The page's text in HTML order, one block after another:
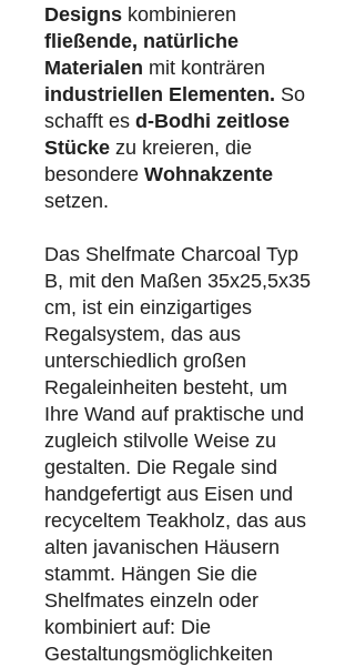
Designs kombinieren
fließende, natürliche
Materialen mit konträren
industriellen Elementen. So
schafft es d-Bodhi zeitlose
Stücke zu kreieren, die
besondere Wohnakzente
setzen.
Das Shelfmate Charcoal Typ
B, mit den Maßen 35x25,5x35
cm, ist ein einzigartiges
Regalsystem, das aus
unterschiedlich großen
Regaleinheiten besteht, um
Ihre Wand auf praktische und
zugleich stilvolle Weise zu
gestalten. Die Regale sind
handgefertigt aus Eisen und
recyceltem Teakholz, das aus
alten javanischen Häusern
stammt. Hängen Sie die
Shelfmates einzeln oder
kombiniert auf: Die
Gestaltungsmöglichkeiten